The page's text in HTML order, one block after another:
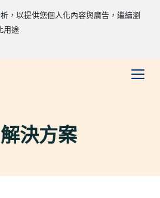
，以提供您個人化內容與廣告，繼續瀏
用途
決方案